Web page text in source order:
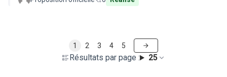
Résultats par page : 25
1 2 3 4 5